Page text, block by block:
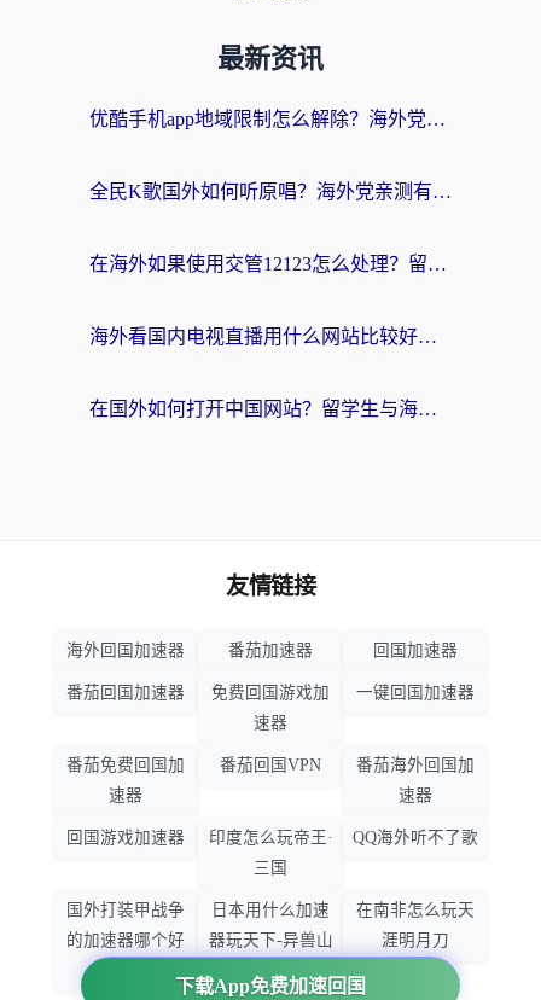
最新资讯
优酷手机app地域限制怎么解除？海外党亲测有效的追剧方案
全民K歌国外如何听原唱？海外党亲测有效的回国加速器选择指南
在海外如果使用交管12123怎么处理？留学生亲测有效的回国加速方案
海外看国内电视直播用什么网站比较好？一篇解决你所有追剧难题的实用指南
在国外如何打开中国网站？留学生与海外华人的无缝访问指南
下载App免费加速回国
友情链接
海外回国加速器 番茄加速器 回国加速器
番茄回国加速器
免费回国游戏加
速器
一键回国加速器
番茄免费回国加
速器
番茄回国VPN
番茄海外回国加
速器
回国游戏加速器
印度怎么玩帝王·
三国
QQ海外听不了歌
国外打装甲战争
的加速器哪个好
日本用什么加速
器玩天下-异兽山
海
在南非怎么玩天
涯明月刀